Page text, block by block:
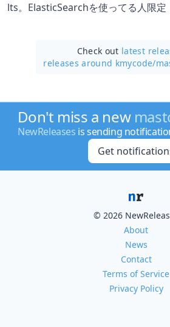
lts。ElasticSearchを使ってる人限定
Check out latest
releases around kmycode/
Don't miss a new
NewReleases is sending
Get
© 2026
About
News
Contact
Terms of Service
Privacy Policy